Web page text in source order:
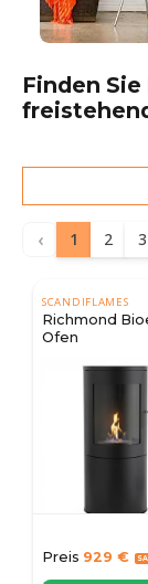
Finden
‹ 1 2 3
SCANDIFLAMES
Richmond
Ofen
Preis 929 €